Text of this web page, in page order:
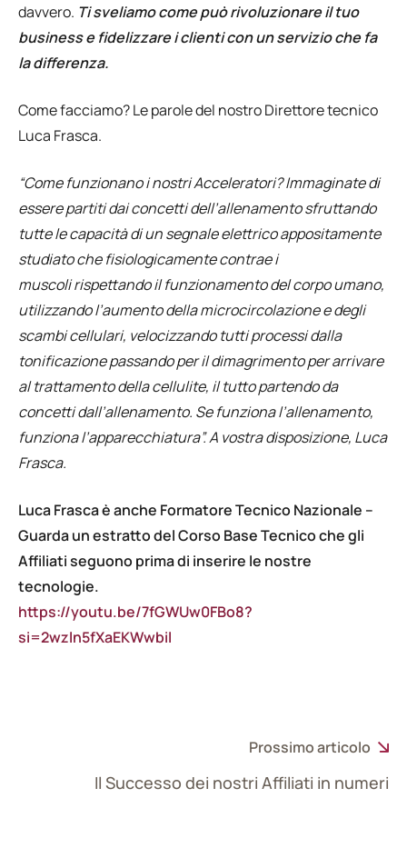
davvero. Ti sveliamo come può rivoluzionare il tuo
business e fidelizzare i clienti con un servizio che fa
la differenza.
Come facciamo? Le parole del nostro Direttore tecnico
Luca Frasca.
“Come funzionano i nostri Acceleratori? Immaginate di
essere partiti dai concetti dell’allenamento sfruttando
tutte le capacità di un segnale elettrico appositamente
studiato chefisiologicamentecontrae i
muscolirispettando il funzionamento del corpo umano,
utilizzando l’aumento della microcircolazione e degli
scambi cellulari, velocizzando tutti processi dalla
tonificazione passando per il dimagrimento per arrivare
al trattamento della cellulite, il tutto partendo da
concetti dall’allenamento. Se funziona l’allenamento,
funziona l’apparecchiatura”. A vostra disposizione, Luca
Frasca.
Luca Frasca è anche Formatore Tecnico Nazionale –
Guarda un estratto del Corso Base Tecnico che gli
Affiliati seguono prima di inserire le nostre
tecnologie.
https://youtu.be/7fGWUw0FBo8?
si=2wzln5fXaEKWwbil
Prossimo articolo
Il Successo dei nostri Affiliati in numeri